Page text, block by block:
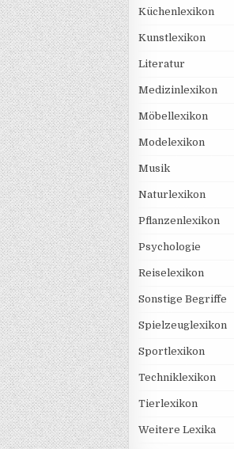
Küchenlexikon
Kunstlexikon
Literatur
Medizinlexikon
Möbellexikon
Modelexikon
Musik
Naturlexikon
Pflanzenlexikon
Psychologie
Reiselexikon
Sonstige Begriffe
Spielzeuglexikon
Sportlexikon
Techniklexikon
Tierlexikon
Weitere Lexika